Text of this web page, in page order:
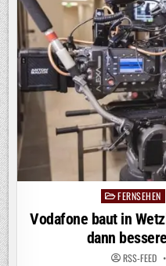
PostedFERNSEHEN
Vodafone baut in
dann
RSS-FEED